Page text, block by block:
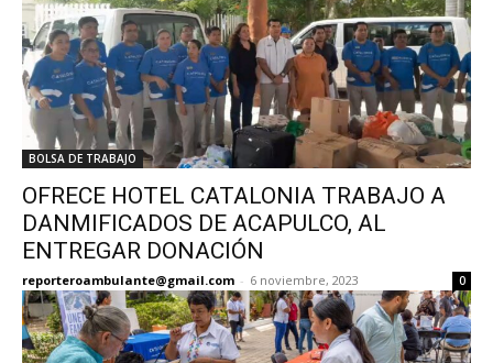
BOLSA DE TRABAJO
OFRECE HOTEL CATALONIA TRABAJO A
DANMIFICADOS DE ACAPULCO, AL
ENTREGAR DONACIÓN
reporteroambulante@gmail.com - 6 noviembre, 2023 0